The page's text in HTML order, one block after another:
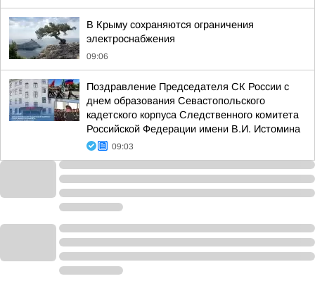
В Крыму сохраняются ограничения
электроснабжения
09:06
Поздравление Председателя СК России с
днем образования Севастопольского
кадетского корпуса Следственного комитета
Российской Федерации имени В.И. Истомина
09:03